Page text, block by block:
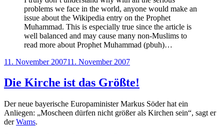
problems we face in the world, anyone would make an
issue about the Wikipedia entry on the Prophet
Muhammad. This is especially true since the article is
well balanced and may cause many non-Muslims to
read more about Prophet Muhammad (pbuh)…
Veröffentlicht
11. November 200711. November 2007
Die Kirche ist das Größte!
Der neue bayerische Europaminister Markus Söder hat ein
Anliegen: „Moscheen dürfen nicht größer als Kirchen sein“, sagt er
derWams.